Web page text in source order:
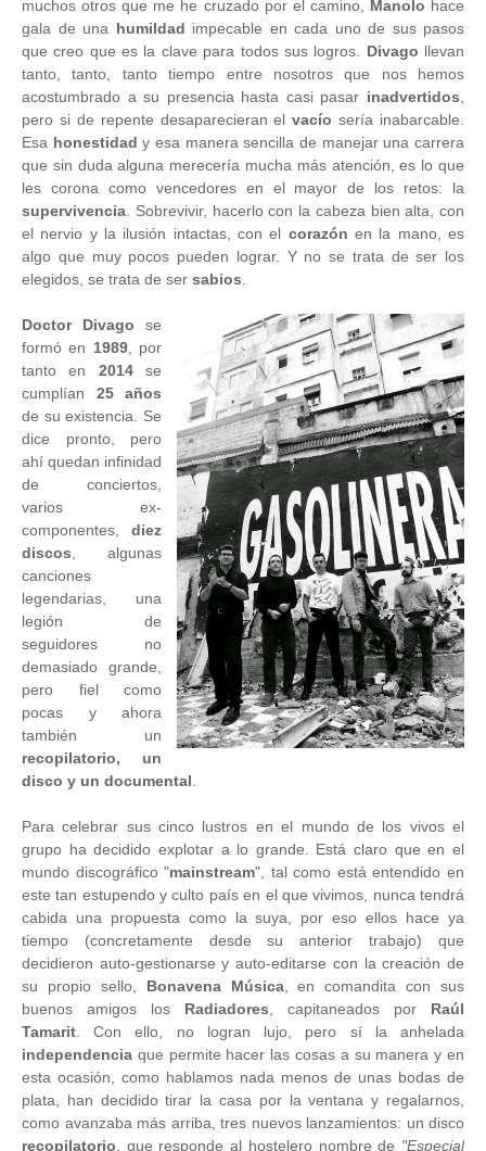
muchos otros que me he cruzado por el camino, Manolo hace
gala de una humildad impecable en cada uno de sus pasos
que creo que es la clave para todos sus logros. Divago llevan
tanto, tanto, tanto tiempo entre nosotros que nos hemos
acostumbrado a su presencia hasta casi pasar inadvertidos,
pero si de repente desaparecieran elvacío sería inabarcable.
Esa honestidad y esa manera sencilla de manejar una carrera
que sin duda alguna merecería mucha más atención, es lo que
les corona como vencedores en el mayor de los retos: la
supervivencia. Sobrevivir, hacerlo con la cabeza bien alta, con
el nervio y la ilusión intactas, con el corazónen la mano, es
algo que muy pocos pueden lograr. Y no se trata de ser los
elegidos, se trata de ser sabios.
Doctor Divago se
formó en 1989, por
tanto en 2014se
cumplían 25 años
de su existencia. Se
dice pronto, pero
ahí quedan infinidad
de conciertos,
varios ex-
componentes, diez
discos, algunas
canciones
legendarias, una
legión de
seguidores no
demasiado grande,
pero fiel como
pocas y ahora
también un
recopilatorio, un
disco y un documental.
Para celebrar sus cinco lustros en el mundo de los vivos el
grupo ha decidido explotar a lo grande. Está claro que en el
mundo discográfico "mainstream", tal como está entendido en
este tan estupendo y culto país en el que vivimos, nunca tendrá
cabida una propuesta como la suya, por eso ellos hace ya
tiempo (concretamente desde su anterior trabajo) que
decidieron auto-gestionarse y auto-editarse con la creación de
su propio sello, Bonavena Música, en comandita con sus
buenos amigos los Radiadores, capitaneados por Raúl
Tamarit. Con ello, no logran lujo, pero sí la anhelada
independencia que permite hacer las cosas a su manera y en
esta ocasión, como hablamos nada menos de unas bodas de
plata, han decidido tirar la casa por la ventana y regalarnos,
como avanzaba más arriba, tres nuevos lanzamientos: un disco
recopilatorio, que responde al hostelero nombre de "Especial